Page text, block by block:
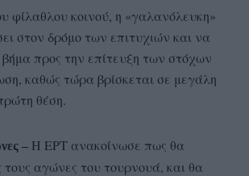
φίλαθλου κοινού, η «γαλανόλευκη»
στον δρόμο των επιτυχιών και να
προς την επίτευξη των στόχων
καθώς τώρα βρίσκεται σε μεγάλη
θέση.
– Η ΕΡΤ ανακοίνωσε πως θα
τους αγώνες του τουρνουά, και θα